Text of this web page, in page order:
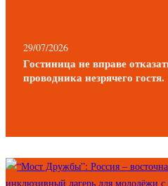
29/07/2026
Гостиница не вправе
проводника незрячего гостя.